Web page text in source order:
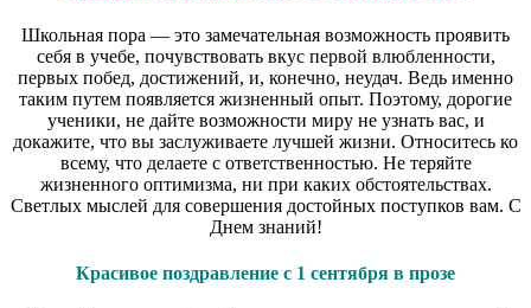
Школьная пора — это замечательная возможность проявить
себя в учебе, почувствовать вкус первой влюбленности,
первых побед, достижений, и, конечно, неудач. Ведь именно
таким путем появляется жизненный опыт. Поэтому, дорогие
ученики, не дайте возможности миру не узнать вас, и
докажите, что вы заслуживаете лучшей жизни. Относитесь ко
всему, что делаете с ответственностью. Не теряйте
жизненного оптимизма, ни при каких обстоятельствах.
Светлых мыслей для совершения достойных поступков вам. С
Днем знаний!
Красивое поздравление с 1 сентября в прозе